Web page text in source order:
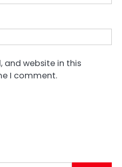
and website in this
I comment.